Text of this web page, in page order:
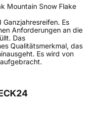
Mountain Snow Flake
Es
Anforderungen an die
Das
Qualitätsmerkmal, das
Es wird von